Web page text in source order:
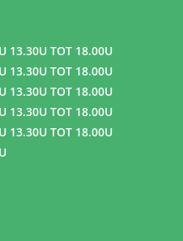
13.30U TOT 18.00U
13.30U TOT 18.00U
13.30U TOT 18.00U
13.30U TOT 18.00U
13.30U TOT 18.00U